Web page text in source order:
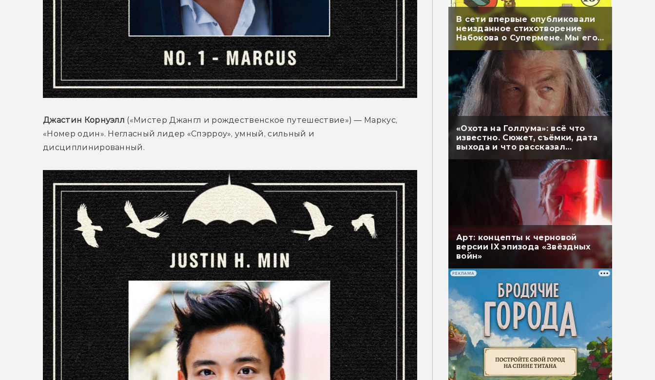
Джастин Корнуэлл («Мистер Джангл и рождественское путешествие») — Маркус,
«Номер один». Негласный лидер «Спэрроу», умный, сильный и
дисциплинированный.
В сети впервые опубликовали
неизданное стихотворение
Набокова о Супермене. Мы его
перевели
«Охота на Голлума»: всё что
известно. Сюжет, съёмки, дата
выхода и что рассказал
Арт: концепты к черновой
версии IX эпизода «Звёздных
войн»
РЕКЛАМА